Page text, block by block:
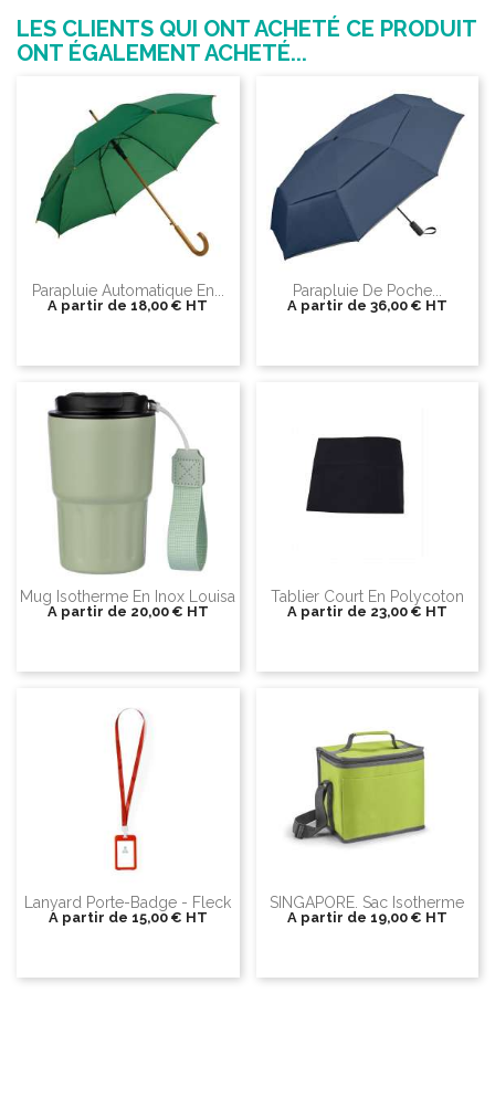
LES CLIENTS QUI ONT ACHETÉ CE PRODUIT
ONT ÉGALEMENT ACHETÉ...
Parapluie Automatique En...
A partir de 18,00 € HT
Parapluie De Poche...
A partir de 36,00 € HT
Mug Isotherme En Inox Louisa
A partir de 20,00 € HT
Tablier Court En Polycoton
A partir de 23,00 € HT
Lanyard Porte-Badge - Fleck
A partir de 15,00 € HT
SINGAPORE. Sac Isotherme
A partir de 19,00 € HT